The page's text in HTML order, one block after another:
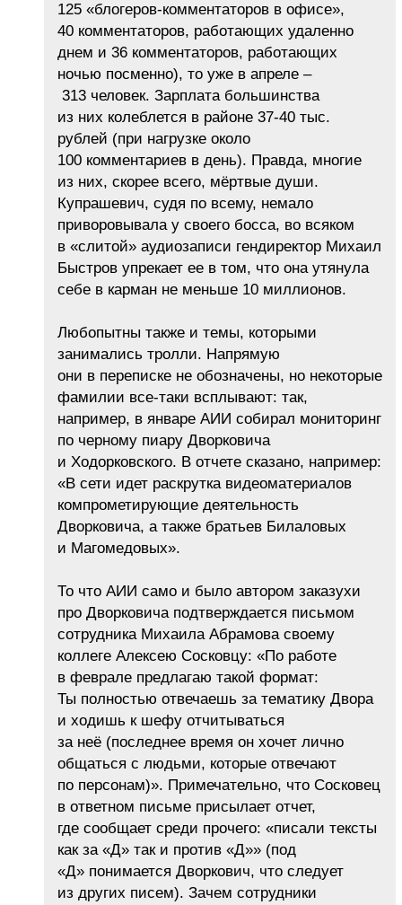
125 «блогеров-комментаторов в офисе»,
40 комментаторов, работающих удаленно
днем и 36 комментаторов, работающих
ночью посменно), то уже в апреле –
313 человек. Зарплата большинства
из них колеблется в районе 37-40 тыс.
рублей (при нагрузке около
100 комментариев в день). Правда, многие
из них, скорее всего, мёртвые души.
Купрашевич, судя по всему, немало
приворовывала у своего босса, во всяком
в «слитой» аудиозаписи гендиректор Михаил
Быстров упрекает ее в том, что она утянула
себе в карман не меньше 10 миллионов.
Любопытны также и темы, которыми
занимались тролли. Напрямую
они в переписке не обозначены, но некоторые
фамилии все-таки всплывают: так,
например, в январе АИИ собирал мониторинг
по черному пиару Дворковича
и Ходорковского. В отчете сказано, например:
«В сети идет раскрутка видеоматериалов
компрометирующие деятельность
Дворковича, а также братьев Билаловых
и Магомедовых».
То что АИИ само и было автором заказухи
про Дворковича подтверждается письмом
сотрудника Михаила Абрамова своему
коллеге Алексею Сосковцу: «По работе
в феврале предлагаю такой формат:
Ты полностью отвечаешь за тематику Двора
и ходишь к шефу отчитываться
за неё (последнее время он хочет лично
общаться с людьми, которые отвечают
по персонам)». Примечательно, что Сосковец
в ответном письме присылает отчет,
где сообщает среди прочего: «писали тексты
как за «Д» так и против «Д»» (под
«Д» понимается Дворкович, что следует
из других писем). Зачем сотрудники